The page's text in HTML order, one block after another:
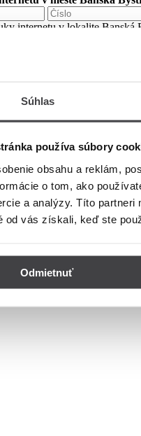
Súhlas
používa súbory
obsahu a reklám,
o tom, ako
a analýzy. Títo
od vás získali, keď ste
Odmietnuť
internetu v lokalite Banská
v meste